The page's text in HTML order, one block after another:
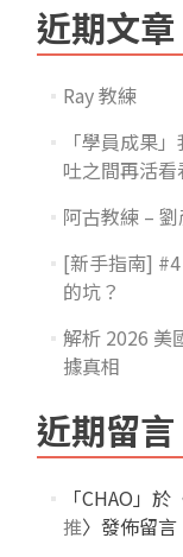
近期文章
Ray 教練
「學員成果
吐之間再活
阿古教練 –
[新手指南] #4
的坑？
解析 2026 美
據真相
近期留言
「CHAO 」於
推〉發佈留言